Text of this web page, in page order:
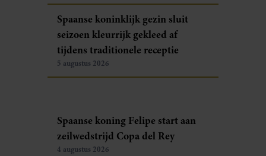
Spaanse koninklijk gezin sluit
seizoen kleurrijk gekleed af
tijdens traditionele receptie
5 augustus 2026
Spaanse koning Felipe start aan
zeilwedstrijd Copa del Rey
4 augustus 2026